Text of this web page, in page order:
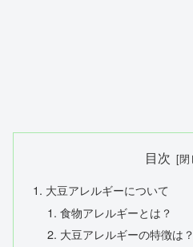
目次
大豆アレルギーについて
食物アレルギーとは？
大豆アレルギーの特徴は？